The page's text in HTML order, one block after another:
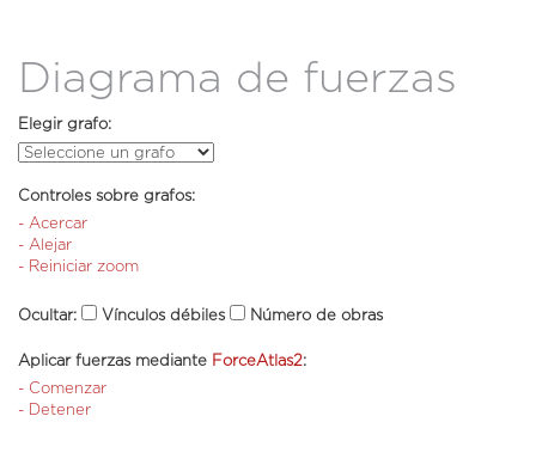
Diagrama de fuerzas
Elegir grafo:
Controles sobre grafos:
- Acercar
- Alejar
- Reiniciar zoom
Ocultar: Vínculos débiles Número de obras
Aplicar fuerzas mediante ForceAtlas2:
- Comenzar
- Detener